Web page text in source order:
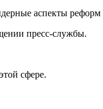
аспекты реформ
пресс-службы.
сфере.